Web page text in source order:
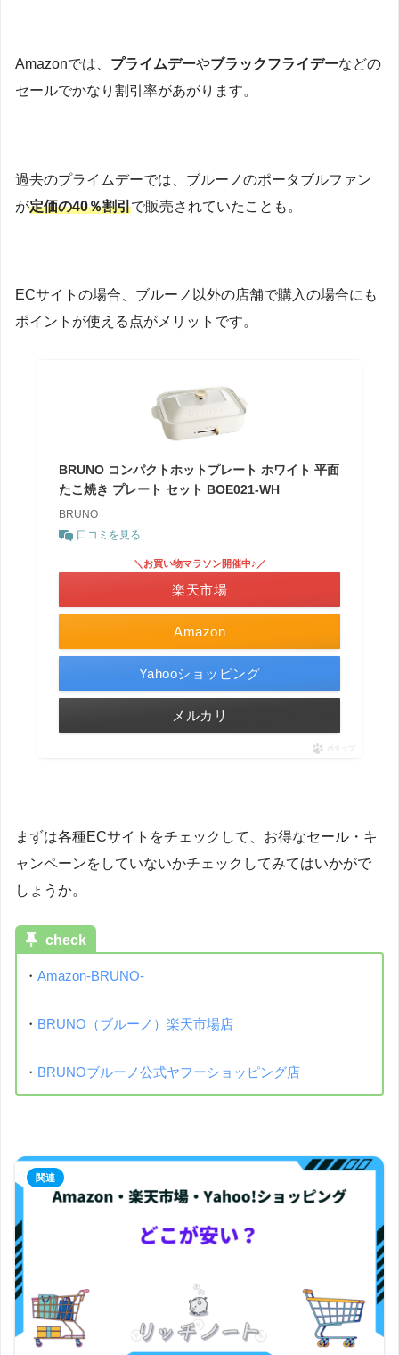
Amazonでは、 プライムデーやブラックフライデーなどの
セールでかなり割引率があがります。
過去のプライムデーでは、ブルーノのポータブルファン
が定価の40％割引で販売されていたことも。
ECサイトの場合、ブルーノ以外の店舗で購入の場合にも
ポイントが使える点がメリットです。
BRUNO コンパクトホットプレート ホワイト 平面
たこ焼き プレート セット BOE021-WH
BRUNO
口コミを見る
Amazon
＼お買い物マラソン開催中♪／
楽天市場
Yahooショッピング
メルカリ
ポチップ
まずは各種ECサイトをチェックして、お得なセール・キ
ャンペーンをしていないかチェックしてみてはいかがで
しょうか。
check
・ Amazon-BRUNO-
・ BRUNO（ブルーノ）楽天市場店
・ BRUNOブルーノ公式ヤフーショッピング店